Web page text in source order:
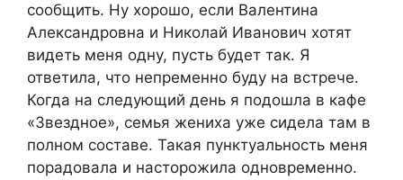
сообщить. Ну хорошо, если Валентина
Александровна и Николай Иванович хотят
видеть меня одну, пусть будет так. Я
ответила, что непременно буду на встрече.
Когда на следующий день я подошла в кафе
«Звездное», семья жениха уже сидела там в
полном составе. Такая пунктуальность меня
порадовала и насторожила одновременно.